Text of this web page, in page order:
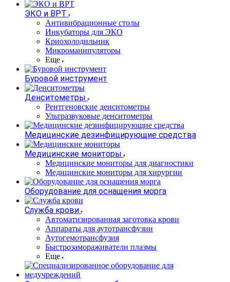
ЭКО и ВРТ
Антивибрационные столы
Инкубаторы для ЭКО
Криохолодильник
Микроманипуляторы
Еще
Буровой инструмент
Денситометры
Рентгеновские денситометры
Ультразвуковые денситометры
Медицинские дезинфицирующие средства
Медицинские мониторы
Медицинские мониторы для диагностики
Медицинские мониторы для хирургии
Оборудование для оснащения морга
Служба крови
Автоматизированная заготовка крови
Аппараты для аутотрансфузии
Аутогемотрансфузия
Быстрозамораживатели плазмы
Еще